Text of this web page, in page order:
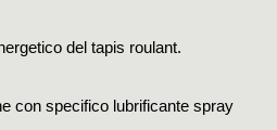
del tapis roulant.
con specifico lubrificante spray